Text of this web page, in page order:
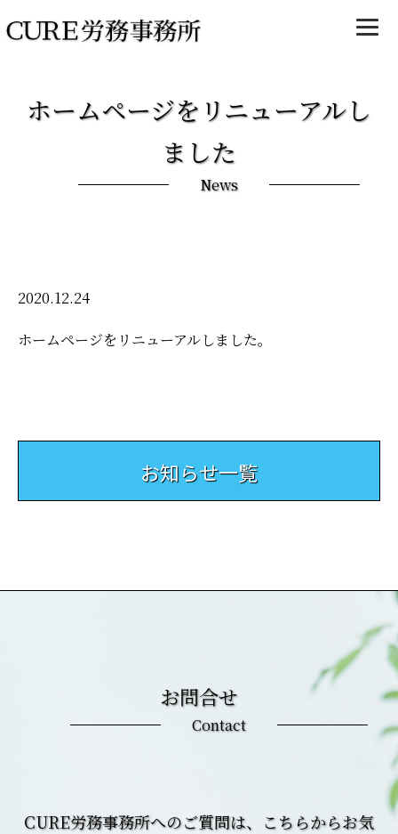
ホームページをリニューアルし
ました
News
2020.12.24
ホームページをリニューアルしました。
お知らせ一覧
お問合せ
Contact
CURE労務事務所へのご質問は、こちらからお気